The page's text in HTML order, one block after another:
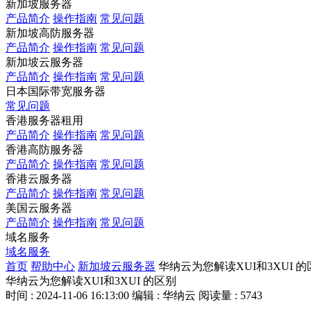
新加坡服务器
产品简介 操作指南 常见问题
新加坡高防服务器
产品简介 操作指南 常见问题
新加坡云服务器
产品简介 操作指南 常见问题
日本国际带宽服务器
常见问题
香港服务器租用
产品简介 操作指南 常见问题
香港高防服务器
产品简介 操作指南 常见问题
香港云服务器
产品简介 操作指南 常见问题
美国云服务器
产品简介 操作指南 常见问题
域名服务
域名服务
首页 帮助中心 新加坡云服务器 华纳云为您解读XUI和3XUI 的
华纳云为您解读XUI和3XUI 的区别
时间 : 2024-11-06 16:13:00 编辑 : 华纳云 阅读量 : 5743